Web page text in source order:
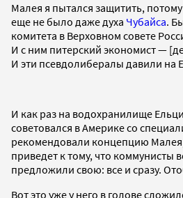
Малея я пытался защитить,
еще не было даже духа Чубайса.
комитета в Верховном совете
И с ним питерский экономист —
И эти псевдолибералы давили на
И как раз на водохранилище
советовался в Америке со
рекомендовали концепцию
приведет к тому, что коммунисты
предложили свою: все и сразу.
Вот это уже у него в голове